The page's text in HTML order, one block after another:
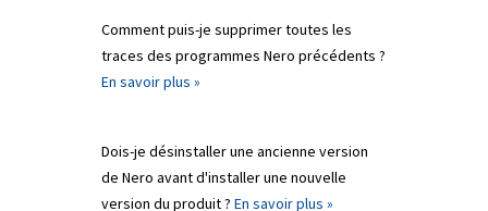
Comment puis-je supprimer toutes les
traces des programmes Nero précédents ?
En savoir plus »
Dois-je désinstaller une ancienne version
de Nero avant d'installer une nouvelle
version du produit ? En savoir plus »